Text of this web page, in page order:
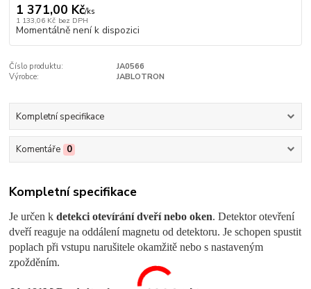
1 371,00 Kč/ks
1 133,06 Kč bez DPH
Momentálně není k dispozici
Číslo produktu:
JA0566
Výrobce:
JABLOTRON
Kompletní specifikace
Komentáře 0
Kompletní specifikace
Je určen kdetekci otevírání dveří nebo oken. Detektor otevření
dveří reaguje na oddálení magnetu od detektoru. Je schopen spustit
poplach při vstupu narušitele okamžitě nebo s nastaveným
zpožděním.